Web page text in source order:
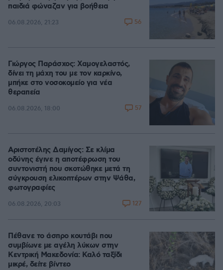
παιδιά φώναζαν για βοήθεια
06.08.2026, 21:23 56
Γιώργος Παράσχος: Χαμογελαστός,
δίνει τη μάχη του με τον καρκίνο,
μπήκε στο νοσοκομείο για νέα
θεραπεία
06.08.2026, 18:00 57
Αριστοτέλης Δαμίγος: Σε κλίμα
οδύνης έγινε η αποτέφρωση του
συντονιστή που σκοτώθηκε μετά τη
σύγκρουση ελικοπτέρων στην Ψάθα,
φωτογραφίες
06.08.2026, 20:03 127
Πέθανε το άσπρο κουτάβι που
συμβίωνε με αγέλη λύκων στην
Κεντρική Μακεδονία: Καλό ταξίδι
μικρέ, δείτε βίντεο